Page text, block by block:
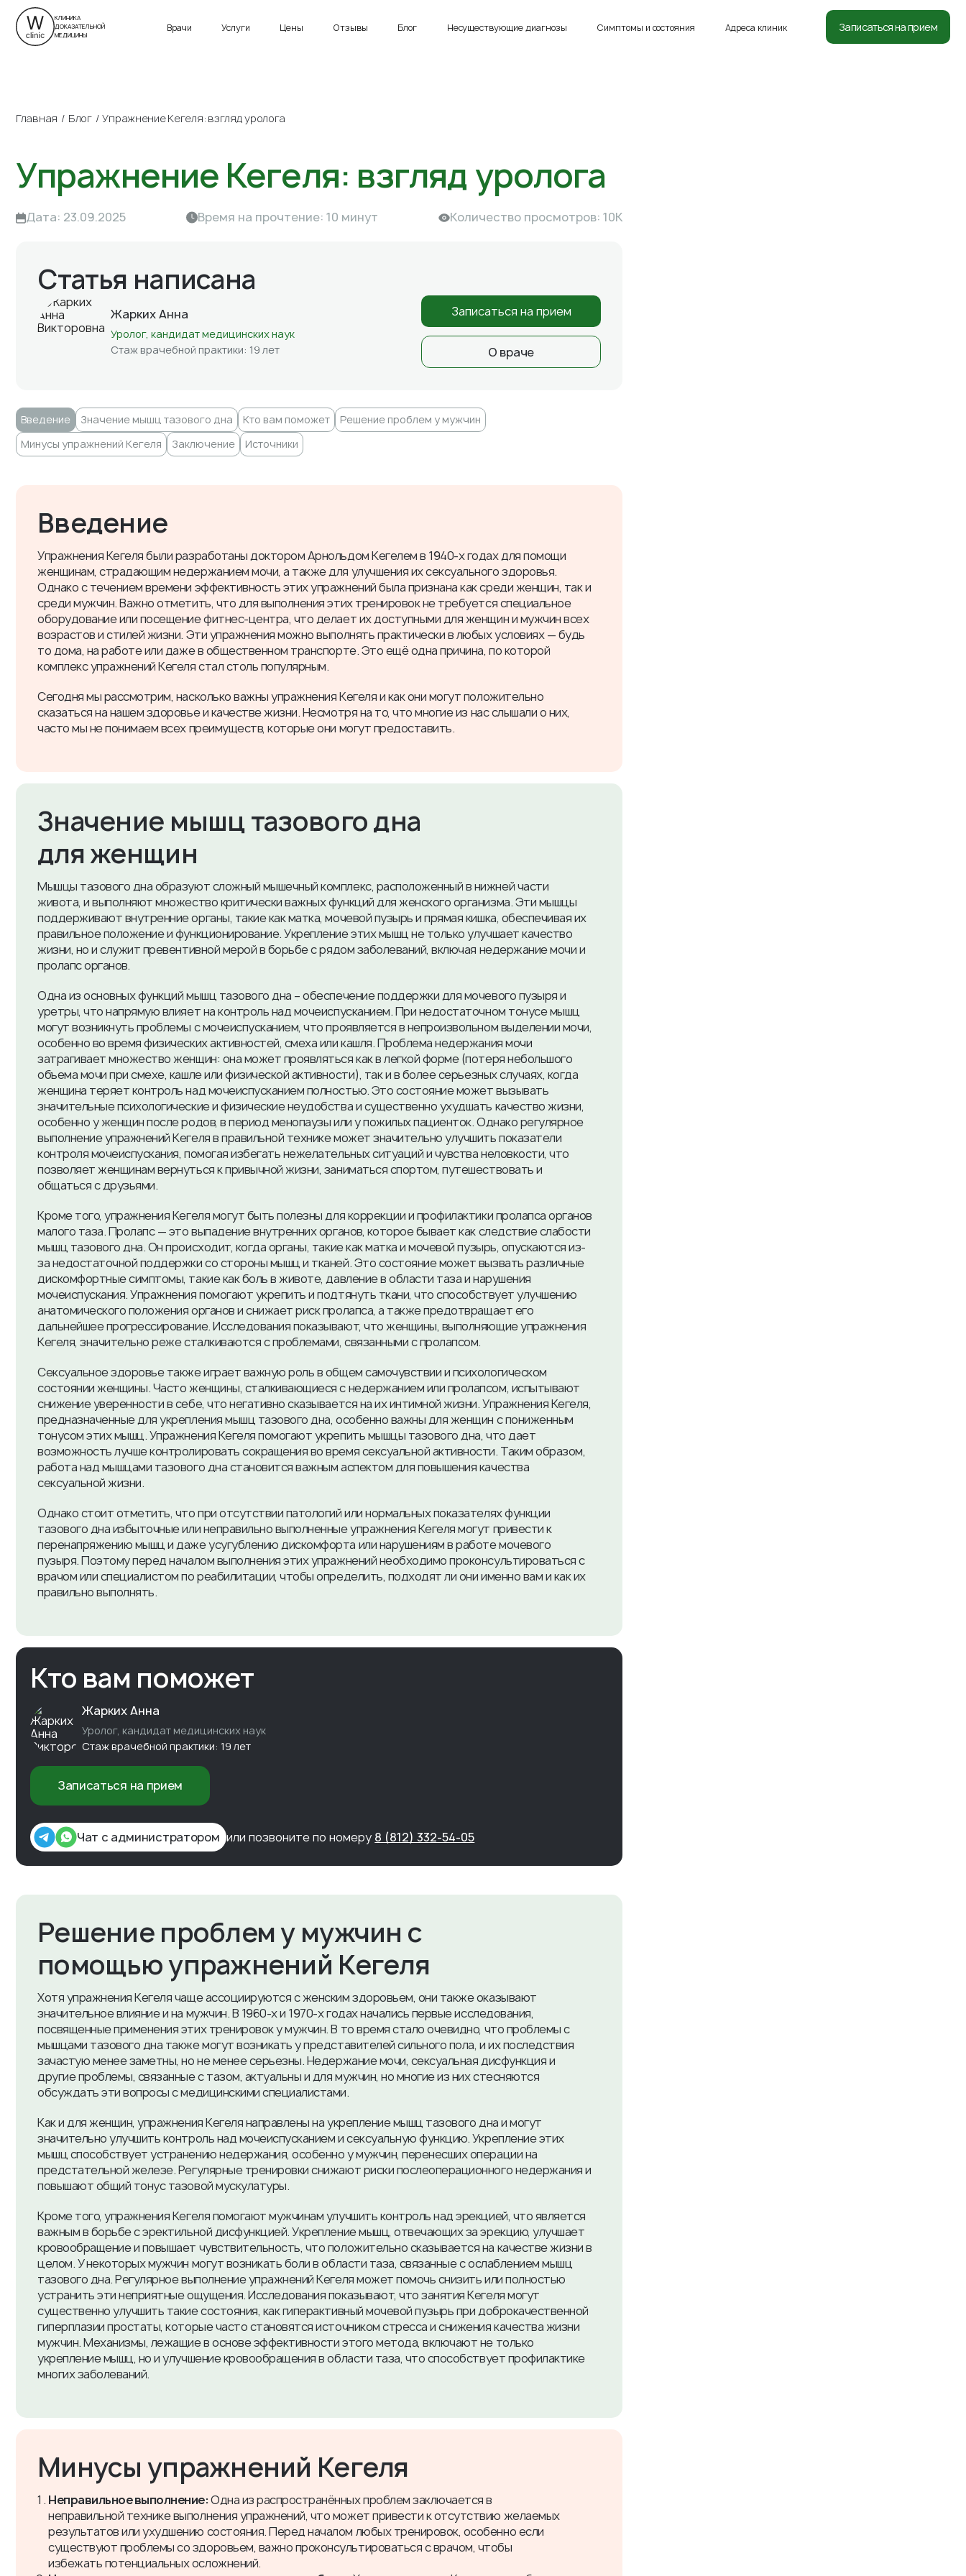
г. Санкт-Петербург
Пн-Вс 9:00 – 21:00
Пн-Вс 9:00 – 21:00
8 (812) 332-54-05
КЛИНИКА
ДОКАЗАТЕЛЬНОЙ
МЕДИЦИНЫ
Врачи Услуги Цены Отзывы Блог Несуществующие диагнозы Симптомы и состояния Адреса клиник Записаться на прием
Главная Блог Упражнение Кегеля: взгляд уролога
Упражнение Кегеля: взгляд уролога
Дата: 23.09.2025 Время на прочтение: 10 минут Количество просмотров: 10К
Статья написана
Жарких Анна
Уролог, кандидат медицинских наук
Стаж врачебной практики: 19 лет
Записаться на прием
О враче
Введение ​Значение мышц тазового дна Кто вам поможет
​Решение проблем у мужчин
​Минусы упражнений Кегеля
Заключение Источники
Введение
Упражнения Кегеля были разработаны доктором Арнольдом Кегелем в 1940-х годах для помощи
женщинам, страдающим недержанием мочи, а также для улучшения их сексуального здоровья.
Однако с течением времени эффективность этих упражнений была признана как среди женщин, так и
среди мужчин. Важно отметить, что для выполнения этих тренировок не требуется специальное
оборудование или посещение фитнес-центра, что делает их доступными для женщин и мужчин всех
возрастов и стилей жизни. Эти упражнения можно выполнять практически в любых условиях — будь
то дома, на работе или даже в общественном транспорте. Это ещё одна причина, по которой
комплекс упражнений Кегеля стал столь популярным.
Сегодня мы рассмотрим, насколько важны упражнения Кегеля и как они могут положительно
сказаться на нашем здоровье и качестве жизни. Несмотря на то, что многие из нас слышали о них,
часто мы не понимаем всех преимуществ, которые они могут предоставить.
​Значение мышц тазового дна
для женщин
Мышцы тазового дна образуют сложный мышечный комплекс, расположенный в нижней части
живота, и выполняют множество критически важных функций для женского организма. Эти мышцы
поддерживают внутренние органы, такие как матка, мочевой пузырь и прямая кишка, обеспечивая их
правильное положение и функционирование. Укрепление этих мышц не только улучшает качество
жизни, но и служит превентивной мерой в борьбе с рядом заболеваний, включая недержание мочи и
пролапс органов.
Одна из основных функций мышц тазового дна – обеспечение поддержки для мочевого пузыря и
уретры, что напрямую влияет на контроль над мочеиспусканием. При недостаточном тонусе мышц
могут возникнуть проблемы с мочеиспусканием, что проявляется в непроизвольном выделении мочи,
особенно во время физических активностей, смеха или кашля. Проблема недержания мочи
затрагивает множество женщин: она может проявляться как в легкой форме (потеря небольшого
объема мочи при смехе, кашле или физической активности), так и в более серьезных случаях, когда
женщина теряет контроль над мочеиспусканием полностью. Это состояние может вызывать
значительные психологические и физические неудобства и существенно ухудшать качество жизни,
особенно у женщин после родов, в период менопаузы или у пожилых пациенток. Однако регулярное
выполнение упражнений Кегеля в правильной технике может значительно улучшить показатели
контроля мочеиспускания, помогая избегать нежелательных ситуаций и чувства неловкости, что
позволяет женщинам вернуться к привычной жизни, заниматься спортом, путешествовать и
общаться с друзьями.
Кроме того, упражнения Кегеля могут быть полезны для коррекции и профилактики пролапса органов
малого таза. Пролапс — это выпадение внутренних органов, которое бывает как следствие слабости
мышц тазового дна. Он происходит, когда органы, такие как матка и мочевой пузырь, опускаются из-
за недостаточной поддержки со стороны мышц и тканей. Это состояние может вызвать различные
дискомфортные симптомы, такие как боль в животе, давление в области таза и нарушения
мочеиспускания. Упражнения помогают укрепить и подтянуть ткани, что способствует улучшению
анатомического положения органов и снижает риск пролапса, а также предотвращает его
дальнейшее прогрессирование. Исследования показывают, что женщины, выполняющие упражнения
Кегеля, значительно реже сталкиваются с проблемами, связанными с пролапсом.
Сексуальное здоровье также играет важную роль в общем самочувствии и психологическом
состоянии женщины. Часто женщины, сталкивающиеся с недержанием или пролапсом, испытывают
снижение уверенности в себе, что негативно сказывается на их интимной жизни. Упражнения Кегеля,
предназначенные для укрепления мышц тазового дна, особенно важны для женщин с пониженным
тонусом этих мышц. Упражнения Кегеля помогают укрепить мышцы тазового дна, что дает
возможность лучше контролировать сокращения во время сексуальной активности. Таким образом,
работа над мышцами тазового дна становится важным аспектом для повышения качества
сексуальной жизни.
Однако стоит отметить, что при отсутствии патологий или нормальных показателях функции
тазового дна избыточные или неправильно выполненные упражнения Кегеля могут привести к
перенапряжению мышц и даже усугублению дискомфорта или нарушениям в работе мочевого
пузыря. Поэтому перед началом выполнения этих упражнений необходимо проконсультироваться с
врачом или специалистом по реабилитации, чтобы определить, подходят ли они именно вам и как их
правильно выполнять.
Кто вам поможет
Жарких Анна
Уролог, кандидат медицинских наук
Стаж врачебной практики: 19 лет
Записаться на прием
Чат с администратором или позвоните по номеру 8 (812) 332-54-05
​Решение проблем у мужчин с
помощью упражнений Кегеля
Хотя упражнения Кегеля чаще ассоциируются с женским здоровьем, они также оказывают
значительное влияние и на мужчин. В 1960-х и 1970-х годах начались первые исследования,
посвященные применения этих тренировок у мужчин. В то время стало очевидно, что проблемы с
мышцами тазового дна также могут возникать у представителей сильного пола, и их последствия
зачастую менее заметны, но не менее серьезны. Недержание мочи, сексуальная дисфункция и
другие проблемы, связанные с тазом, актуальны и для мужчин, но многие из них стесняются
обсуждать эти вопросы с медицинскими специалистами.
Как и для женщин, упражнения Кегеля направлены на укрепление мышц тазового дна и могут
значительно улучшить контроль над мочеиспусканием и сексуальную функцию. Укрепление этих
мышц способствует устранению недержания, особенно у мужчин, перенесших операции на
предстательной железе. Регулярные тренировки снижают риски послеоперационного недержания и
повышают общий тонус тазовой мускулатуры.
Кроме того, упражнения Кегеля помогают мужчинам улучшить контроль над эрекцией, что является
важным в борьбе с эректильной дисфункцией. Укрепление мышц, отвечающих за эрекцию, улучшает
кровообращение и повышает чувствительность, что положительно сказывается на качестве жизни в
целом. У некоторых мужчин могут возникать боли в области таза, связанные с ослаблением мышц
тазового дна. Регулярное выполнение упражнений Кегеля может помочь снизить или полностью
устранить эти неприятные ощущения. Исследования показывают, что занятия Кегеля могут
существенно улучшить такие состояния, как гиперактивный мочевой пузырь при доброкачественной
гиперплазии простаты, которые часто становятся источником стресса и снижения качества жизни
мужчин. Механизмы, лежащие в основе эффективности этого метода, включают не только
укрепление мышц, но и улучшение кровообращения в области таза, что способствует профилактике
многих заболеваний.
​Минусы упражнений Кегеля
Неправильное выполнение:Одна из распространённых проблем заключается в
неправильной технике выполнения упражнений, что может привести к отсутствию желаемых
результатов или ухудшению состояния. Перед началом любых тренировок, особенно если
существуют проблемы со здоровьем, важно проконсультироваться с врачом, чтобы
избежать потенциальных осложнений.